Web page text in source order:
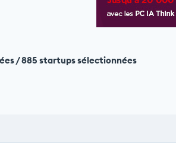
/ 885 startups sélectionnées